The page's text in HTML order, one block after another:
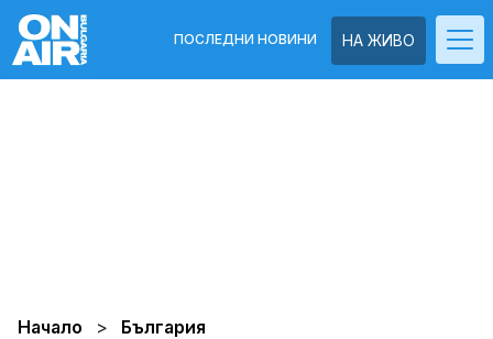
НА ЖИВО
ПОСЛЕДНИ НОВИНИ
Начало България